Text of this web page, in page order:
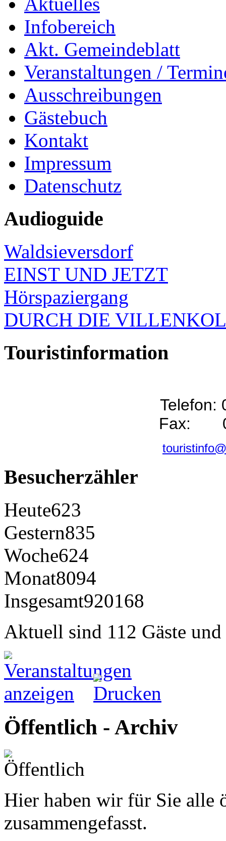
Infobereich
Akt. Gemeindeblatt
Veranstaltungen /
Ausschreibungen
Gästebuch
Kontakt
Impressum
Datenschutz
Audioguide
Waldsieversdorf
EINST UND JETZT
Hörspaziergang
DURCH DIE
Touristinformation
Telefon:
Fax:
Besucherzähler
Heute623
Gestern835
Woche624
Monat8094
Insgesamt920168
Aktuell sind 112 Gäste
Öffentlich - Archiv
Hier haben wir für Sie alle
zusammengefasst.